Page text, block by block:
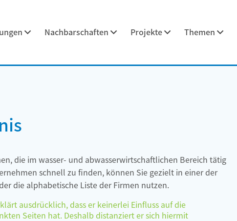
Nachbarschaften Projekte Themen
die im wasser- und abwasserwirtschaftlichen Bereich tätig
schnell zu finden, können Sie gezielt in einer der
die alphabetische Liste der Firmen nutzen.
ausdrücklich, dass er keinerlei Einfluss auf die
Seiten hat. Deshalb distanziert er sich hiermit